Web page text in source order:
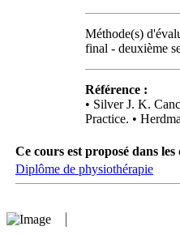
Méthode(s)
final - deuxième
Référence :
• Silver J. K.
Practice. •
Ce cours est proposé dans
Diplôme de physiothérapie